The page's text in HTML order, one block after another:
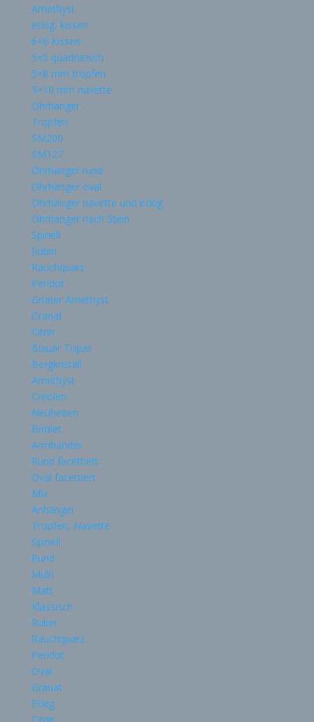
Amethyst
eckig, kissen
6×6 Kissen
5×5 quadratisch
5×8 mm tropfen
5×10 mm navette
Ohrhänger
Tropfen
SM200
SM127
Ohrhänger rund
Ohrhänger oval
Ohrhänger navette und eckig
Ohrhänger nach Stein
Spinell
Rubin
Rauchquarz
Peridot
Grüner Amethyst
Granat
Citrin
Blauer Topas
Bergkristall
Amethyst
Creolen
Neuheiten
Briolet
Armbänder
Rund facettiert
Oval facettiert
Mix
Anhänger
Tropfen, Navette
Spinell
Rund
Multi
Matt
Klassisch
Rubin
Rauchquarz
Peridot
Oval
Granat
Eckig